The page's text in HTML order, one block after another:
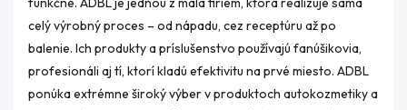
celý výrobný proces – od nápadu, cez receptúru až po
balenie. Ich produkty a príslušenstvo používajú fanúšikovia,
profesionáli aj tí, ktorí kladú efektivitu na prvé miesto. ADBL
ponúka extrémne široký výber v produktoch autokozmetiky a